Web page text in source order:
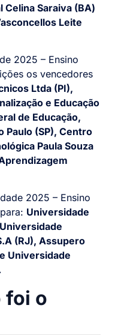
Celina Saraiva (BA)
Leite
2025 – Ensino
os vencedores
Ltda (PI),
e Educação
de Educação,
Paulo (SP), Centro
Paula Souza
2025 – Ensino
Universidade
(RJ), Assupero
Universidade
foi o